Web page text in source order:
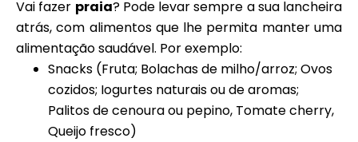
Vai fazer praia? Pode levar sempre a sua lancheira
atrás, com alimentos que lhe permita manter uma
alimentação saudável. Por exemplo:
Snacks (Fruta; Bolachas de milho/arroz; Ovos
cozidos; Iogurtes naturais ou de aromas;
Palitos de cenoura ou pepino, Tomate cherry,
Queijo fresco)